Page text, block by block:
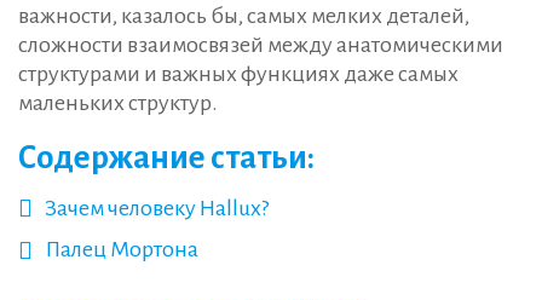
важности, казалось бы, самых мелких деталей,
сложности взаимосвязей между анатомическими
структурами и важных функциях даже самых
маленьких структур.
Содержание статьи:
Зачем человеку Hallux?
Палец Мортона